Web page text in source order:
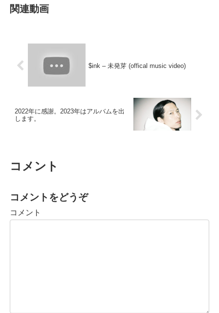
関連動画
$ink – 未発芽 (offical music video)
2022年に感謝。2023年はアルバムを出
します。
コメント
コメントをどうぞ
コメント